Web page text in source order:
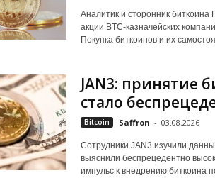
Аналитик и сторонник биткоина
акции BTC-казначейских
Покупка биткоинов и их
JAN3: принятие
стало
Bitcoin Saffron - 03.08.2026
Сотрудники JAN3 изучили
выяснили беспрецедентно
импульс к внедрению биткоина